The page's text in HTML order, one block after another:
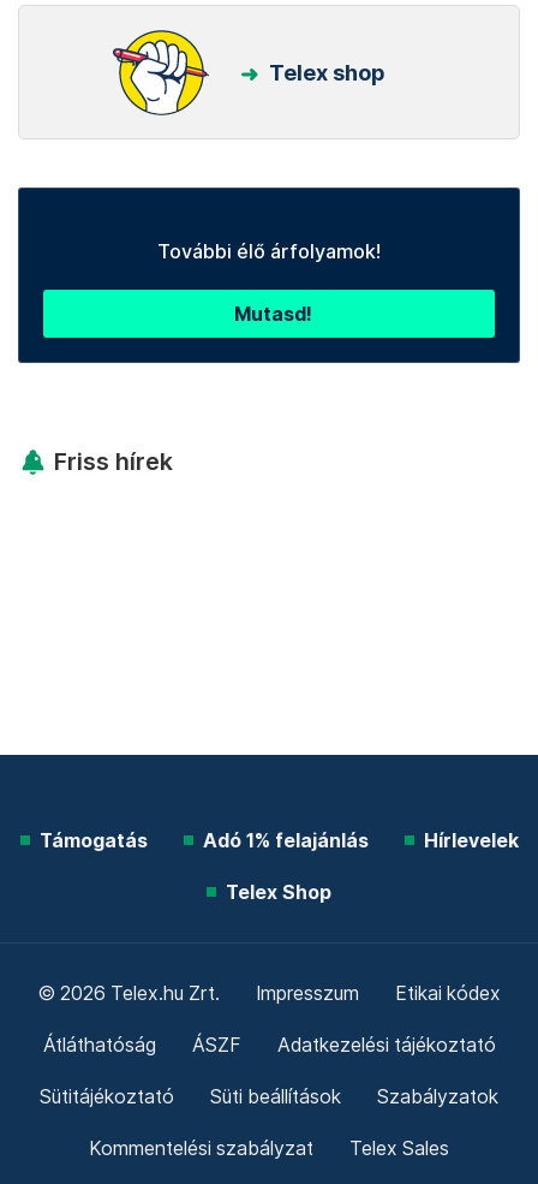
Telex shop
További élő árfolyamok!
Mutasd!
Friss hírek
Támogatás Adó 1% felajánlás Hírlevelek
Telex Shop
© 2026 Telex.hu Zrt. Impresszum Etikai kódex
Átláthatóság ÁSZF Adatkezelési tájékoztató
Sütitájékoztató Süti beállítások Szabályzatok
Kommentelési szabályzat Telex Sales